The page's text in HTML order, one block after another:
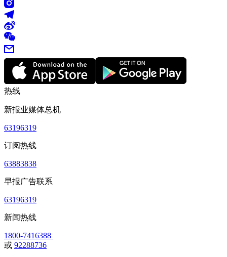
热线
新报业媒体总机
63196319
订阅热线
63883838
早报广告联系
63196319
新闻热线
1800-7416388
或 92288736